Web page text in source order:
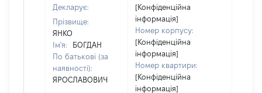
Декларує:
Прізвище:
ЯНКО
Ім'я:
БОГДАН
По батькові (за
наявності):
ЯРОСЛАВОВИЧ
[Конфіденційна
інформація]
Номер корпусу:
[Конфіденційна
інформація]
Номер квартири:
[Конфіденційна
інформація]